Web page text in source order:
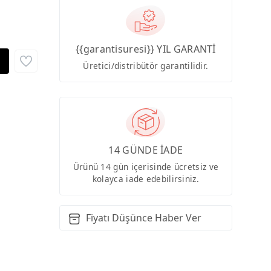
{{garantisuresi}} YIL GARANTİ
Üretici/distribütör garantilidir.
14 GÜNDE İADE
Ürünü 14 gün içerisinde ücretsiz ve
kolayca iade edebilirsiniz.
Fiyatı Düşünce Haber Ver